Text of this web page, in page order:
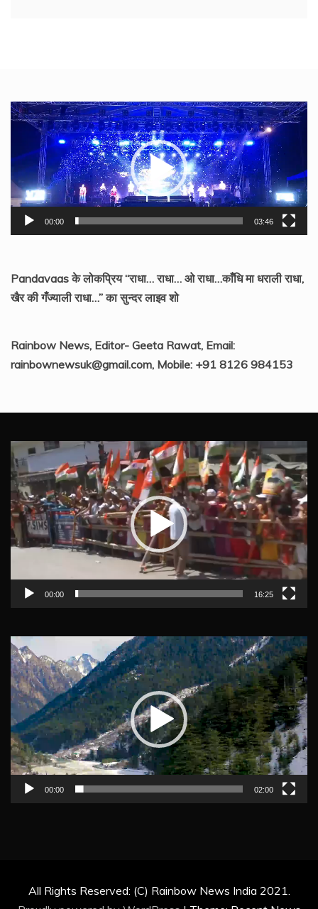
Video
Player
00:00 03:46
Pandavaas के लोकप्रिय “राधा… राधा… ओ राधा…काँधि मा धराली राधा,
खैर की गँज्याली राधा…” का सुन्दर लाइव शो
Rainbow News, Editor- Geeta Rawat, Email:
rainbownewsuk@gmail.com, Mobile: +91 8126 984153
Video
Player
00:00 16:25
Video
Player
00:00 02:00
All Rights Reserved: (C) Rainbow News India 2021.